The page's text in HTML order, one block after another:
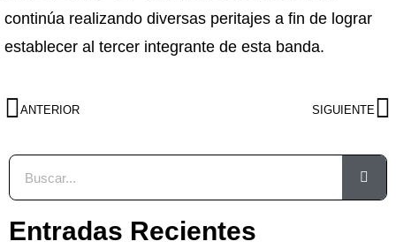
continúa realizando diversas peritajes a fin de lograr
establecer al tercer integrante de esta banda.
ANTERIOR SIGUIENTE
Entradas Recientes